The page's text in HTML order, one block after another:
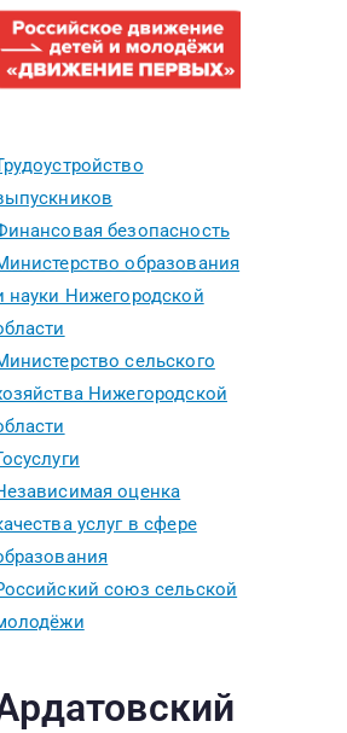
безопасность
образования
науки Нижегородской
сельского
Нижегородской
оценка
услуг в сфере
союз сельской